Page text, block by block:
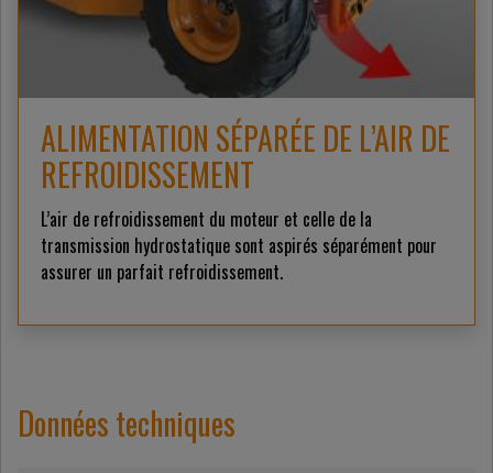
ALIMENTATION SÉPARÉE DE L’AIR DE
REFROIDISSEMENT
L’air de refroidissement du moteur et celle de la
transmission hydrostatique sont aspirés séparément pour
assurer un parfait refroidissement.
Données techniques